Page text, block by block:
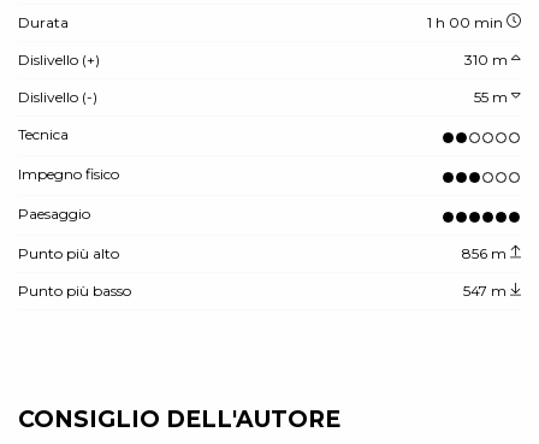
Durata 1 h 00 min
Dislivello (+) 310 m
Dislivello (-) 55 m
Tecnica
Impegno fisico
Paesaggio
Punto più alto 856 m
Punto più basso 547 m
CONSIGLIO DELL'AUTORE